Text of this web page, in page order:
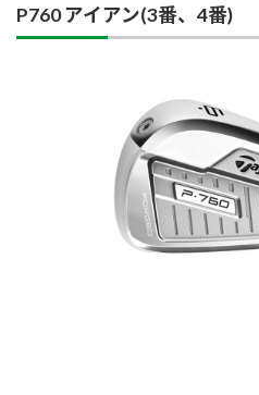
P760 アイアン(3番、4番)